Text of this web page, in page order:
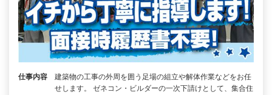
仕事内容
建築物の工事の外周を囲う足場の組立や解体作業などをお任
せします。 ゼネコン・ビルダーの一次下請けとして、集合住